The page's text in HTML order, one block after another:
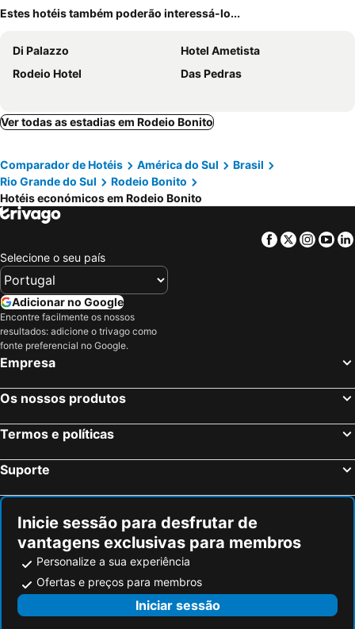
Estes hotéis também poderão interessá-lo...
Di Palazzo
Hotel Ametista
Rodeio Hotel
Das Pedras
Ver todas as estadias em Rodeio Bonito
Comparador de Hotéis América do Sul
Brasil
Rio Grande do Sul
Rodeio Bonito
Hotéis económicos em Rodeio Bonito
Facebook
Twitter
Selecione o seu país
Adicionar no Google
Encontre facilmente os nossos
resultados: adicione o trivago como
fonte preferencial no Google.
Empresa
Os nossos produtos
Termos e políticas
Suporte
Inicie sessão para desfrutar de
vantagens exclusivas para membros
Personalize a sua experiência
Ofertas e preços para membros
Iniciar sessão